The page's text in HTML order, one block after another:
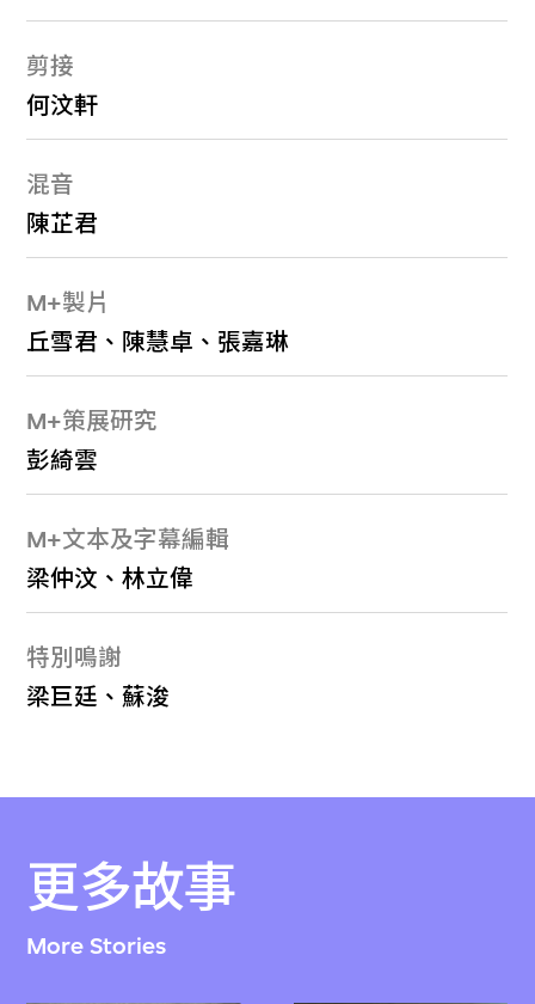
剪接
何汶軒
混音
陳芷君
M+製片
丘雪君、陳慧卓、張嘉琳
M+策展研究
彭綺雲
M+文本及字幕編輯
梁仲汶、林立偉
特別鳴謝
梁巨廷、蘇浚
更多故事
More Stories